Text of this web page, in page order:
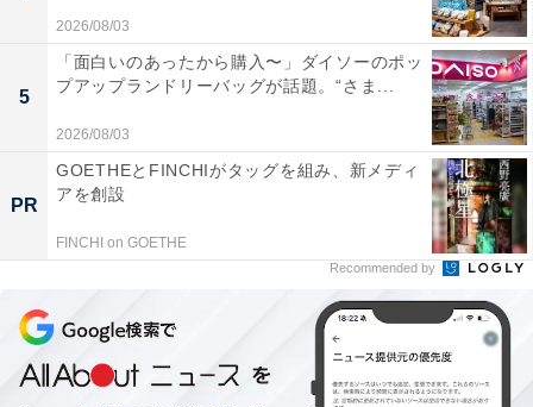
2026/08/03
5
「面白いのあったから購入〜」ダイソーのポッ
プアップランドリーバッグが話題。“さま...
2026/08/03
PR
GOETHEとFINCHIがタッグを組み、新メディ
アを創設
FINCHI on GOETHE
Recommended by